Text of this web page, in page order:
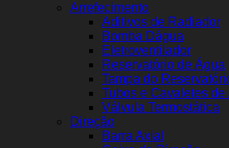
Arrefecimento
Aditivos de Radiador
Bomba Dágua
Eletroventilador
Reservatório de Água
Tampa do
Tubos e Cavaletes de
Válvula Termostática
Direção
Barra Axial